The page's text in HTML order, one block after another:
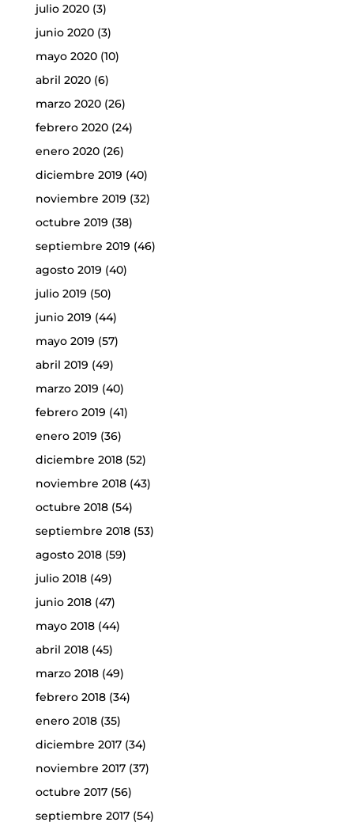
julio 2020(3)
junio 2020(3)
mayo 2020(10)
abril 2020(6)
marzo 2020(26)
febrero 2020(24)
enero 2020(26)
diciembre 2019 (40)
noviembre 2019 (32)
octubre 2019 (38)
septiembre 2019 (46)
agosto 2019 (40)
julio 2019 (50)
junio 2019 (44)
mayo 2019 (57)
abril 2019 (49)
marzo 2019 (40)
febrero 2019 (41)
enero 2019 (36)
diciembre 2018(52)
noviembre 2018(43)
octubre 2018(54)
septiembre 2018(53)
agosto 2018(59)
julio 2018(49)
junio 2018(47)
mayo 2018(44)
abril 2018(45)
marzo 2018(49)
febrero 2018(34)
enero 2018(35)
diciembre 2017(34)
noviembre 2017(37)
octubre 2017(56)
septiembre 2017(54)